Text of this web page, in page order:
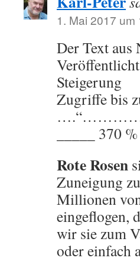
1. Mai 2017 um
Der Text aus
Steigerung
Zugriffe bis
_____ 370
Rote Rosen
Zuneigung
Millionen
eingeflogen,
wir sie zum
oder einfach